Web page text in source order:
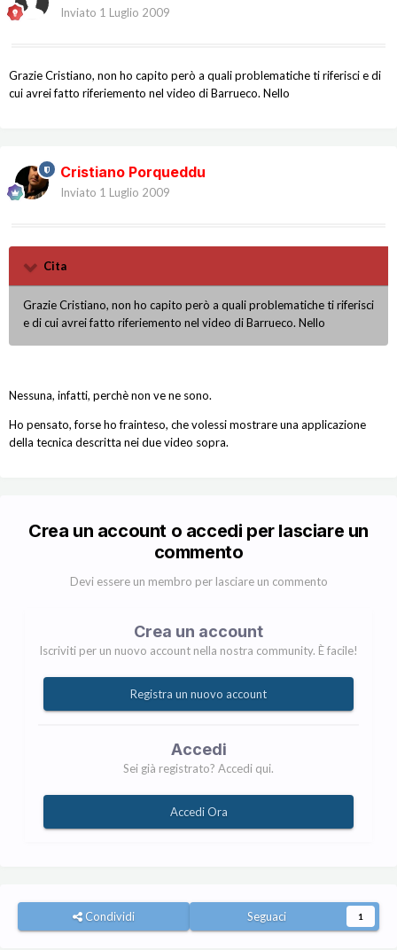
Inviato 1 Luglio 2009
Grazie Cristiano, non ho capito però a quali problematiche ti riferisci e di
cui avrei fatto riferiemento nel video di Barrueco. Nello
Cristiano Porqueddu
Inviato 1 Luglio 2009
Cita
Grazie Cristiano, non ho capito però a quali problematiche ti riferisci
e di cui avrei fatto riferiemento nel video di Barrueco. Nello
Nessuna, infatti, perchè non ve ne sono.
Ho pensato, forse ho frainteso, che volessi mostrare una applicazione
della tecnica descritta nei due video sopra.
Crea un account o accedi per lasciare un
commento
Devi essere un membro per lasciare un commento
Crea un account
Iscriviti per un nuovo account nella nostra community. È facile!
Registra un nuovo account
Accedi
Sei già registrato? Accedi qui.
Accedi Ora
Condividi Seguaci 1